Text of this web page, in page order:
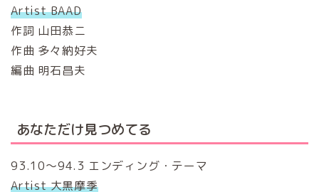
Artist BAAD
作詞 山田恭ニ
作曲 多々納好夫
編曲 明石昌夫
あなただけ見つめてる
93.10～94.3 エンディング・テーマ
Artist 大黒摩季